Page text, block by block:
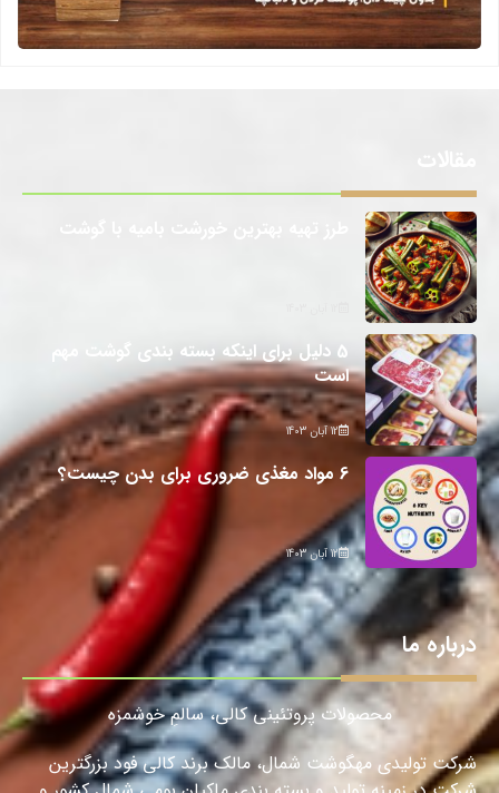
5 دلیل برای اینکه بسته بندی گوشت مهم
است
12 آبان 1403
6 مواد مغذی ضروری برای بدن چیست؟
12 آبان 1403
درباره ما
محصولات پروتئینی کالی، سالمِ خوشمزه
شرکت تولیدی مهگوشت شمال، مالک برند کالی فود بزرگترین